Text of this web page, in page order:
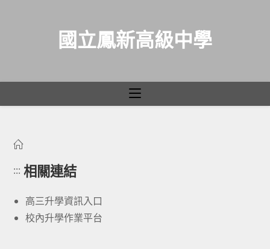
國立鳳新高級中學
::: 相關連結
高三升學資訊入口
校內升學作業平台